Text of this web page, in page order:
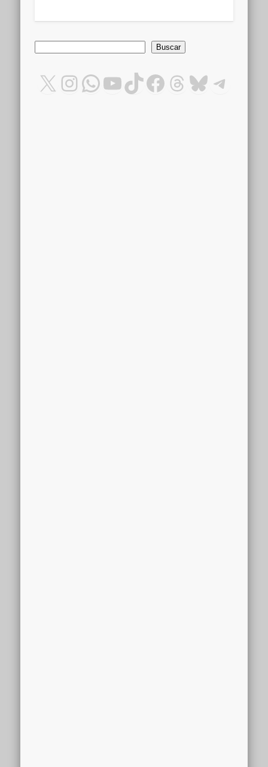
Buscar
X Instagram
WhatsApp
YouTube
TikTok
Facebook
Threads
Bluesky